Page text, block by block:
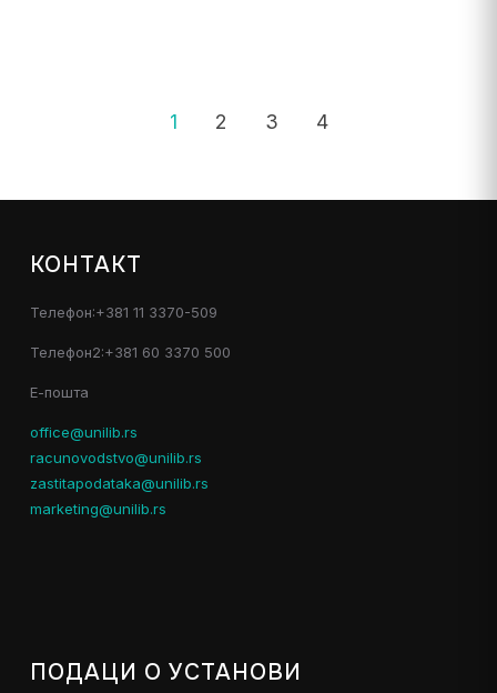
1 2 3 4
КОНТАКТ
Телефон:+381 11 3370-509
Телефон2:+381 60 3370 500
Е-пошта
office@unilib.rs
racunovodstvo@unilib.rs
zastitapodataka@unilib.rs
marketing@unilib.rs
ПОДАЦИ О УСТАНОВИ